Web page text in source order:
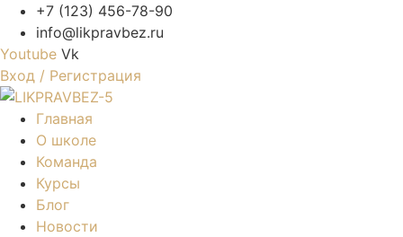
+7 (123) 456-78-90
info@likpravbez.ru
Youtube Vk
Вход / Регистрация
Главная
О школе
Команда
Курсы
Блог
Новости